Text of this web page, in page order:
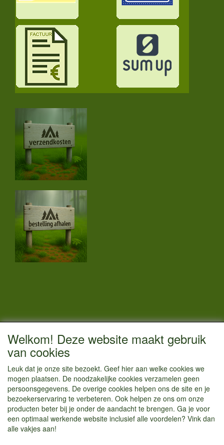
CONTACTGEGEVENS
Vestigingsadres:
Hoofdweg 36
1433 JW Kudelstaart
info@kamperenenzo.nl
Tel : 06 125 82 112
Handelend onder
Welkom! Deze website maakt gebruik
van cookies
Leuk dat je onze site bezoekt. Geef hier aan welke cookies we
mogen plaatsen. De noodzakelijke cookies verzamelen geen
persoonsgegevens. De overige cookies helpen ons de site en je
bezoekerservaring te verbeteren. Ook helpen ze ons om onze
producten beter bij je onder de aandacht te brengen. Ga je voor
een optimaal werkende website inclusief alle voordelen? Vink dan
alle vakjes aan!